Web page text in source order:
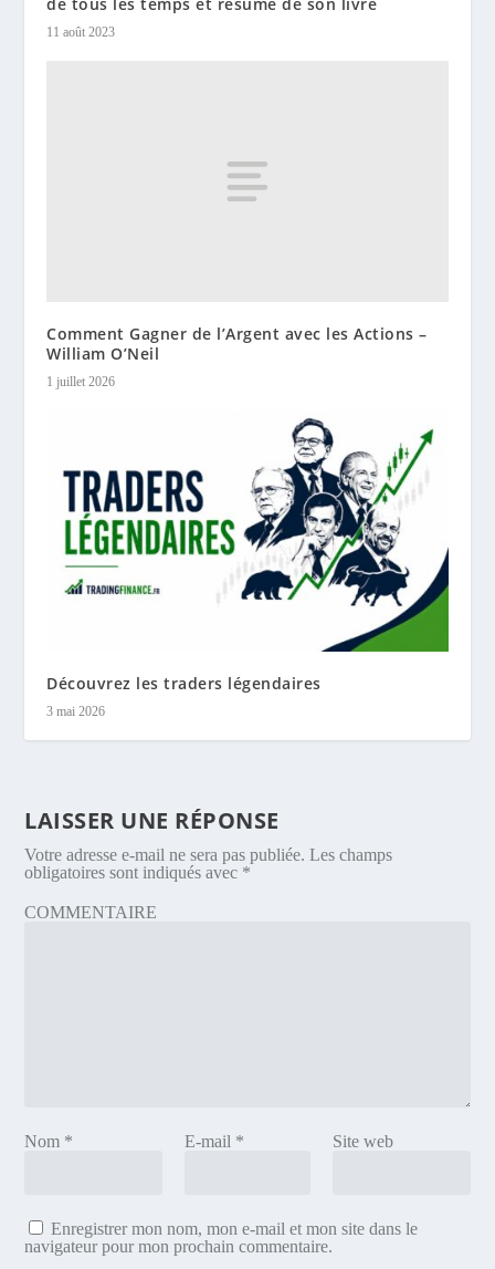
11 août 2023
Comment Gagner de l’Argent avec les Actions –
William O’Neil
1 juillet 2026
Découvrez les traders légendaires
3 mai 2026
LAISSER UNE RÉPONSE
Votre adresse e-mail ne sera pas publiée. Les champs
obligatoires sont indiqués avec *
COMMENTAIRE
Nom * E-mail * Site web
Enregistrer mon nom, mon e-mail et mon site dans le
navigateur pour mon prochain commentaire.